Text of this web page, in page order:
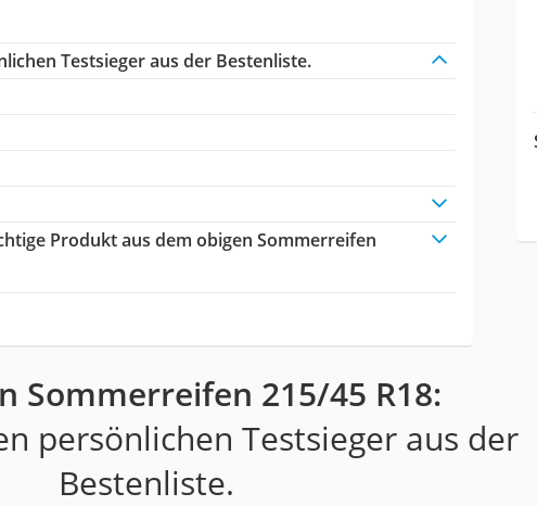
Testsieger aus der Bestenliste.
Produkt aus dem obigen Sommerreifen
Sommerreifen 215/45 R18:
persönlichen Testsieger aus der
Bestenliste.